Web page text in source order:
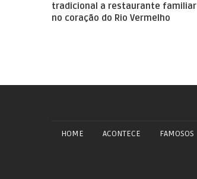
tradicional a restaurante familiar
no coração do Rio Vermelho
HOME ACONTECE FAMOSOS